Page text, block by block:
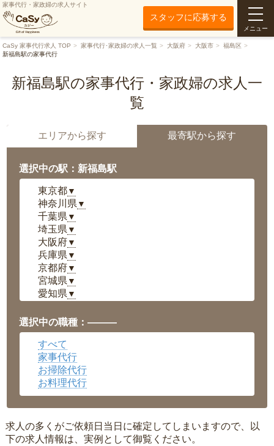
家事代行・家政婦の求人サイト
スタッフに応募する
メニュー
CaSy 家事代行求人 TOP 家事代行･家政婦の求人一覧 大阪府 大阪市
福島区
新福島駅の家事代行
新福島駅の家事代行・家政婦の求人一
覧
エリアから探す 最寄駅から探す
選択中の駅：新福島駅
東京都▼
神奈川県 ▼
千葉県 ▼
埼玉県 ▼
大阪府▼
兵庫県 ▼
京都府▼
宮城県 ▼
愛知県 ▼
岡山県▼
広島県▼
沖縄県
選択中の職種：———
すべて
家事代行
お掃除代行
お料理代行
求人の多くがご依頼日当日に確定してしまいますので、以
下の求人情報は、実例として御覧ください。